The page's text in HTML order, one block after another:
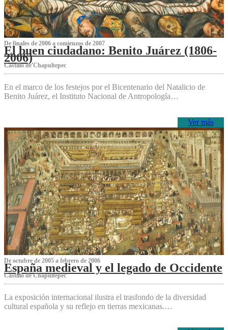
De finales de 2006 a comienzos de 2007
El buen ciudadano: Benito Juárez (1806-
2006)
Castillo de Chapultepec
En el marco de los festejos por el Bicentenario del Natalicio de
Benito Juárez, el Instituto Nacional de Antropología…
Ver más
De octubre de 2005 a febrero de 2006
España medieval y el legado de Occidente
Castillo de Chapultepec
La exposición internacional ilustra el trasfondo de la diversidad
cultural española y su reflejo en tierras mexicanas.…